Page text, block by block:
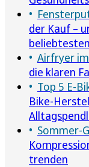
der Kauf –
Airfryer
die klaren
Top 5 E-
Bike-
Sommer-
trenden